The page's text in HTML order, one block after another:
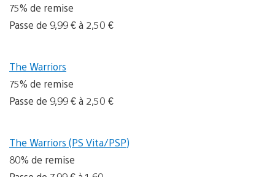
75% de remise
Passe de 9,99 € à 2,50 €
The Warriors
75% de remise
Passe de 9,99 € à 2,50 €
The Warriors (PS Vita/PSP)
80% de remise